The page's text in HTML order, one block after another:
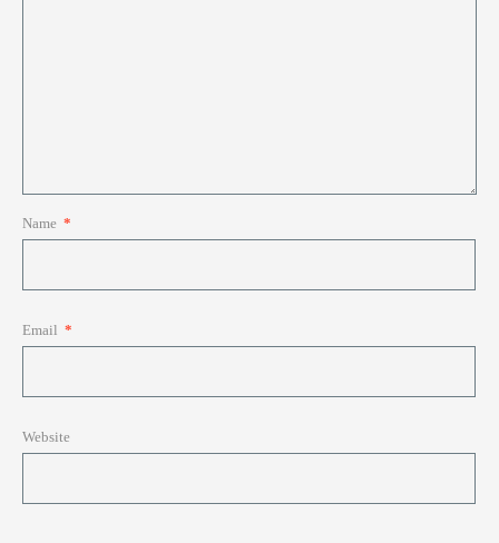
Name *
Email *
Website